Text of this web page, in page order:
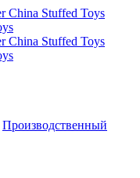
Производственный